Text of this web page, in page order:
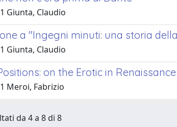
Giunta, Claudio
a "Ingegni minuti: una storia
Giunta, Claudio
on the Erotic in
Meroi, Fabrizio
da 4 a 8 di 8